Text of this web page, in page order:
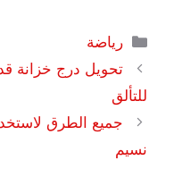
التصنيفات
رياضة
تحويل درج خزانة
للتألق
نسيم